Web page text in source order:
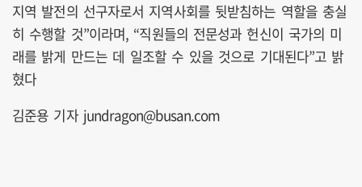
지역 발전의 선구자로서 지역사회를 뒷받침하는 역할을 충실
히 수행할 것”이라며, “직원들의 전문성과 헌신이 국가의 미
래를 밝게 만드는 데 일조할 수 있을 것으로 기대된다”고 밝
혔다
김준용 기자 jundragon@busan.com